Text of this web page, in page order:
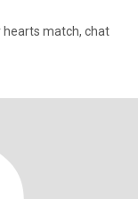
hearts match, chat